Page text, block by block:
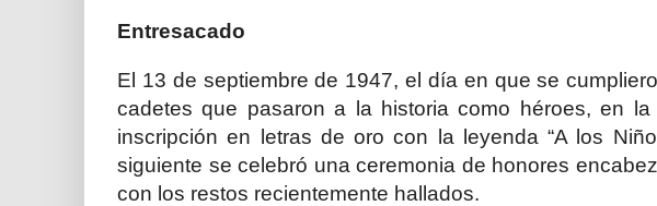
Entresacado
El 13 de septiembre de 1947, el día en que se
cadetes que pasaron a la historia como héroes, en
inscripción en letras de oro con la leyenda “A los
siguiente se celebró una ceremonia de honores
con los restos recientemente hallados.